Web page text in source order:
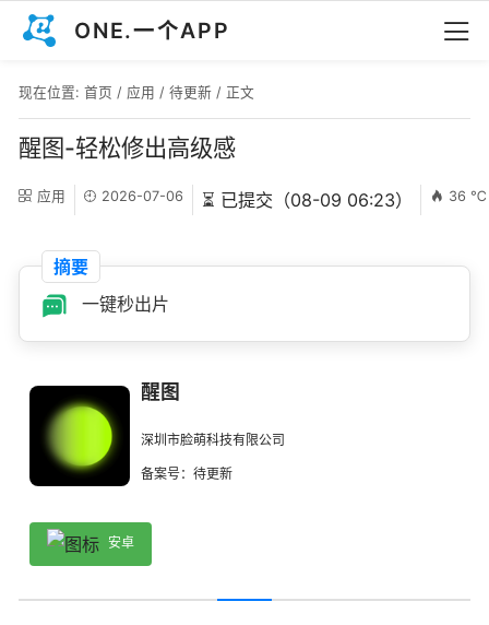
ONE.一个APP
现在位置: 首页 / 应用 / 待更新 / 正文
醒图-轻松修出高级感
应用 2026-07-06 ⏳ 已提交（08-09 06:23） 36 ℃
摘要
一键秒出片
醒图
深圳市脸萌科技有限公司
备案号：待更新
安卓